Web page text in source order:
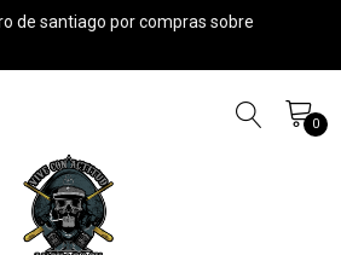
de santiago por compras sobre
0